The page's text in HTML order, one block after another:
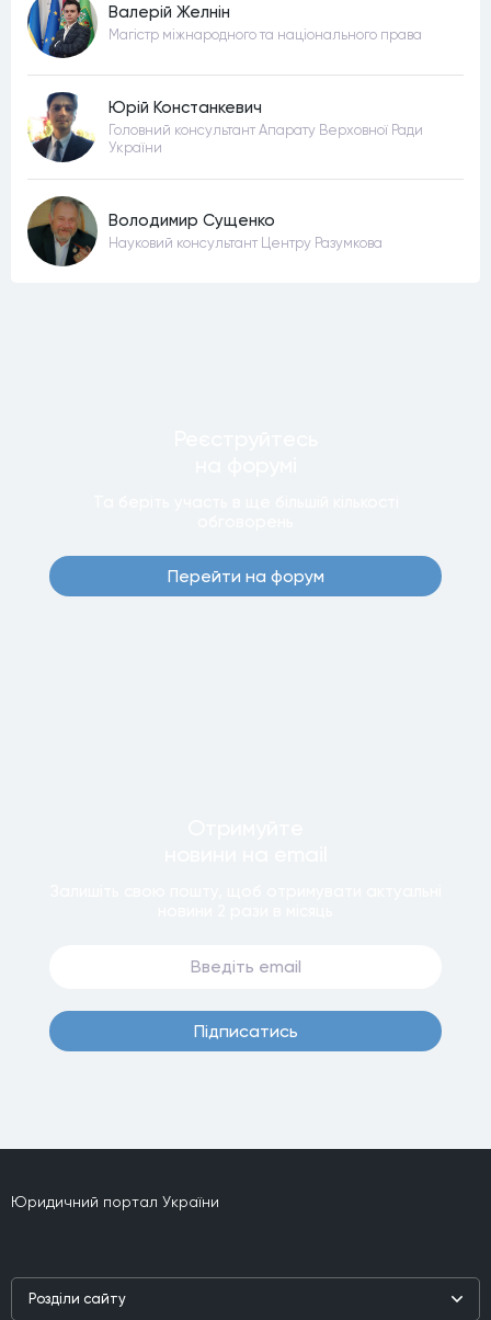
Валерій Желнін
Магістр міжнародного та національного права
Юрій Констанкевич
Головний консультант Апарату Верховної Ради
України
Володимир Сущенко
Науковий консультант Центру Разумкова
Перейти на форум
Пiдписатись
Юридичний портал України
Роздiли сайту